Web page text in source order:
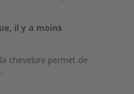
il y a moins
chevelure permet de